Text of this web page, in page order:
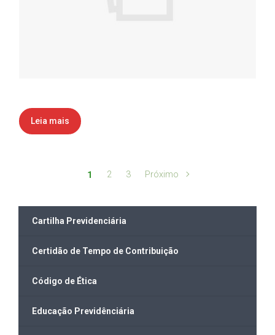
Leia mais
1 2 3 Próximo
Cartilha Previdenciária
Certidão de Tempo de Contribuição
Código de Ética
Educação Previdênciária